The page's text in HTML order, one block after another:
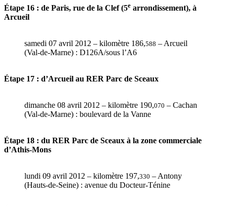
Étape 16 : de Paris, rue de la Clef (5e arrondissement), à
Arcueil
samedi 07 avril 2012 – kilomètre 186,588 – Arcueil
(Val-de-Marne) : D126A/sous l’A6
Étape 17 : d’Arcueil au RER Parc de Sceaux
dimanche 08 avril 2012 – kilomètre 190,070 – Cachan
(Val-de-Marne) : boulevard de la Vanne
Étape 18 : du RER Parc de Sceaux à la zone commerciale
d’Athis-Mons
lundi 09 avril 2012 – kilomètre 197,330 – Antony
(Hauts-de-Seine) : avenue du Docteur-Ténine